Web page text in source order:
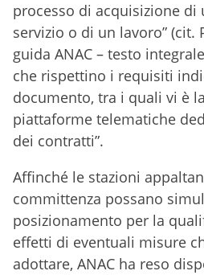
processo di acquisizione di
servizio o di un lavoro” (cit.
guida ANAC – testo
che rispettino i requisiti
documento, tra i quali vi è
piattaforme telematiche
dei contratti”.
Affinché le stazioni
committenza possano
posizionamento per la
effetti di eventuali misure
adottare, ANAC ha reso